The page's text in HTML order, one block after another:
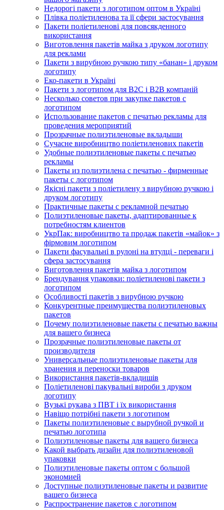
Недорогі пакети з логотипом оптом в Україні
Плівка поліетиленова та її сфери застосування
Пакети поліетиленові для повсякденного
використання
Виготовлення пакетів майка з друком логотипу
для реклами
Пакети з вирубною ручкою типу «банан» і друком
логотипу
Еко-пакети в Україні
Пакети з логотипом для B2C і B2B компаній
Несколько советов при закупке пакетов с
логотипом
Использование пакетов с печатью рекламы для
проведения мероприятий
Прозрачные полиэтиленовые вкладыши
Сучасне виробництво поліетиленових пакетів
Удобные полиэтиленовые пакеты с печатью
рекламы
Пакеты из полиэтилена с печатью - фирменные
пакеты с логотипом
Якісні пакети з поліетилену з вирубною ручкою і
друком логотипу
Практичные пакеты с рекламной печатью
Полиэтиленовые пакеты, адаптированные к
потребностям клиентов
УкрПак: виробництво та продаж пакетів «майок» з
фірмовим логотипом
Пакети фасувальні в рулоні на втулці - переваги і
сфера застосування
Виготовлення пакетів майка з логотипом
Брендування упаковки: поліетиленові пакети з
логотипом
Особливості пакетів з вирубною ручкою
Конкурентные преимущества полиэтиленовых
пакетов
Почему полиэтиленовые пакеты с печатью важны
для вашего бизнеса
Прозрачные полиэтиленовые пакеты от
производителя
Универсальные полиэтиленовые пакеты для
хранения и переноски товаров
Використання пакетів-вкладишів
Поліетиленові пакувальні вироби з друком
логотипу
Вузькі рукава з ПВТ і їх використання
Навіщо потрібні пакети з логотипом
Пакеты полиэтиленовые с вырубной ручкой и
печатью логотипа
Полиэтиленовые пакеты для вашего бизнеса
Какой выбрать дизайн для полиэтиленовой
упаковки
Полиэтиленовые пакеты оптом с большой
экономией
Доступные полиэтиленовые пакеты и развитие
вашего бизнеса
Распространение пакетов с логотипом